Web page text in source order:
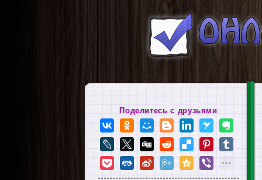
Поделитесь с друзьями